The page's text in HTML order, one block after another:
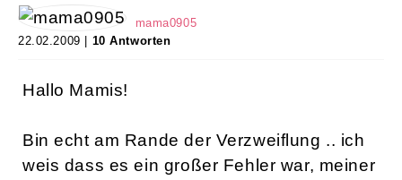
mama0905
22.02.2009 | 10 Antworten
Hallo Mamis!
Bin echt am Rande der Verzweiflung .. ich
weis dass es ein großer Fehler war, meiner